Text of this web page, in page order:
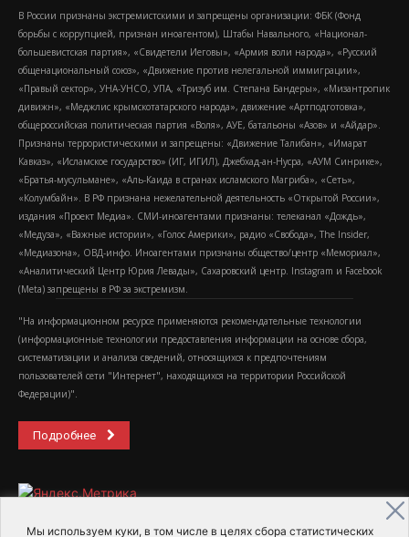
Мы используем куки, в том числе в целях сбора статистических
В России признаны экстремистскими и запрещены организации: ФБК (Фонд
борьбы с коррупцией, признан иноагентом), Штабы Навального, «Национал-
большевистская партия», «Свидетели Иеговы», «Армия воли народа», «Русский
общенациональный союз», «Движение против нелегальной иммиграции»,
«Правый сектор», УНА-УНСО, УПА, «Тризуб им. Степана Бандеры», «Мизантропик
дивижн», «Меджлис крымскотатарского народа», движение «Артподготовка»,
общероссийская политическая партия «Воля», АУЕ, батальоны «Азов» и «Айдар».
Признаны террористическими и запрещены: «Движение Талибан», «Имарат
Кавказ», «Исламское государство» (ИГ, ИГИЛ), Джебхад-ан-Нусра, «АУМ Синрике»,
«Братья-мусульмане», «Аль-Каида в странах исламского Магриба», «Сеть»,
«Колумбайн». В РФ признана нежелательной деятельность «Открытой России»,
издания «Проект Медиа». СМИ-иноагентами признаны: телеканал «Дождь»,
«Медуза», «Важные истории», «Голос Америки», радио «Свобода», The Insider,
«Медиазона», ОВД-инфо. Иноагентами признаны общество/центр «Мемориал»,
«Аналитический Центр Юрия Левады», Сахаровский центр. Instagram и Facebook
(Metа) запрещены в РФ за экстремизм.
"На информационном ресурсе применяются рекомендательные технологии
(информационные технологии предоставления информации на основе сбора,
систематизации и анализа сведений, относящихся к предпочтениям
пользователей сети "Интернет", находящихся на территории Российской
Федерации)".
Подробнее